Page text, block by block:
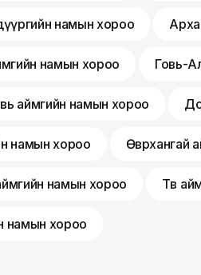
намын хороо
намын хороо Говь-
аймгийн намын хороо
намын хороо Өвөрхангай
намын хороо Төв
намын хороо